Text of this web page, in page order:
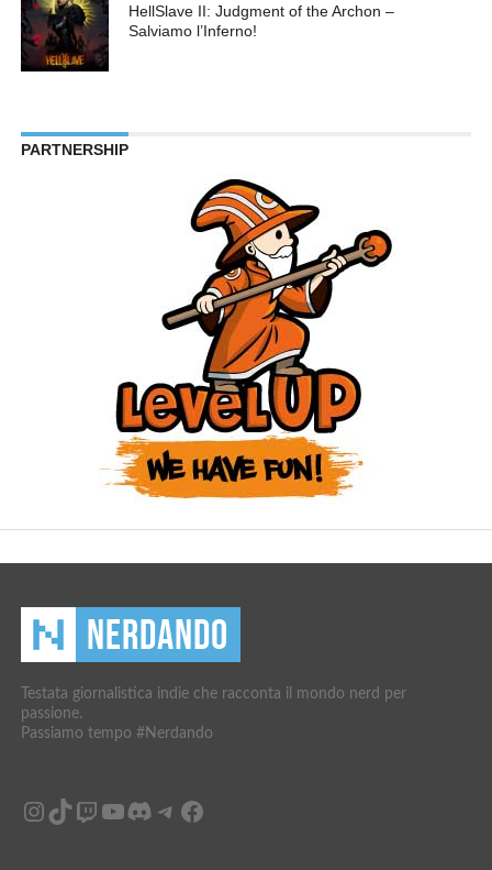
HellSlave II: Judgment of the Archon –
Salviamo l’Inferno!
PARTNERSHIP
Testata giornalistica indie che racconta il mondo nerd per
passione.
Passiamo tempo #Nerdando
Instagram
TikTok
Twitch
YouTube
Discord
Telegram
Facebook